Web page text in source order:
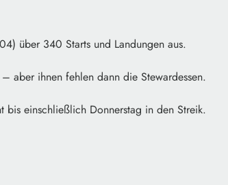
über 340 Starts und Landungen aus.
aber ihnen fehlen dann die Stewardessen.
bis einschließlich Donnerstag in den Streik.